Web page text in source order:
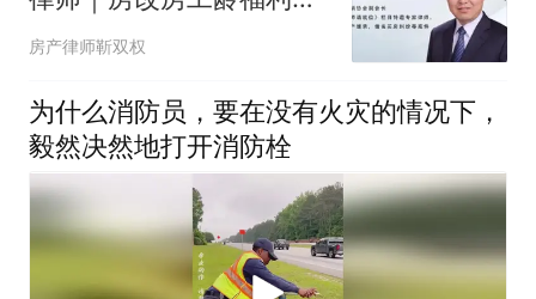
如何合法分割继承份额
房产律师靳双权
为什么消防员，要在没有火灾的情况下，
毅然决然地打开消防栓